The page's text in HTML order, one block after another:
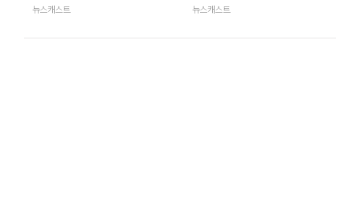
뉴스캐스트 뉴스캐스트